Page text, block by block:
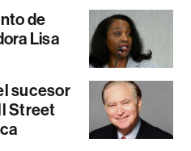
de
Lisa
sucesor
Street